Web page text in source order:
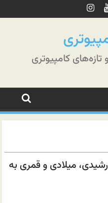
کامپیوتری
میلادی و قمری به